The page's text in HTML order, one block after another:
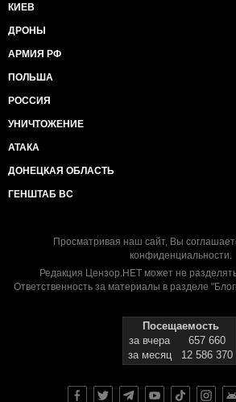
КИЕВ
ДРОНЫ
АРМИЯ РФ
ПОЛЬША
РОССИЯ
УНИЧТОЖЕНИЕ
АТАКА
ДОНЕЦКАЯ ОБЛАСТЬ
ГЕНШТАБ ВС
Просматривая наш сайт, Вы
конфиденциальности.
Редакция Цензор.НЕТ может не
Ответственность за материалы в разделе
Посещаемость
за вчера
657 660
за месяц
12 586 370